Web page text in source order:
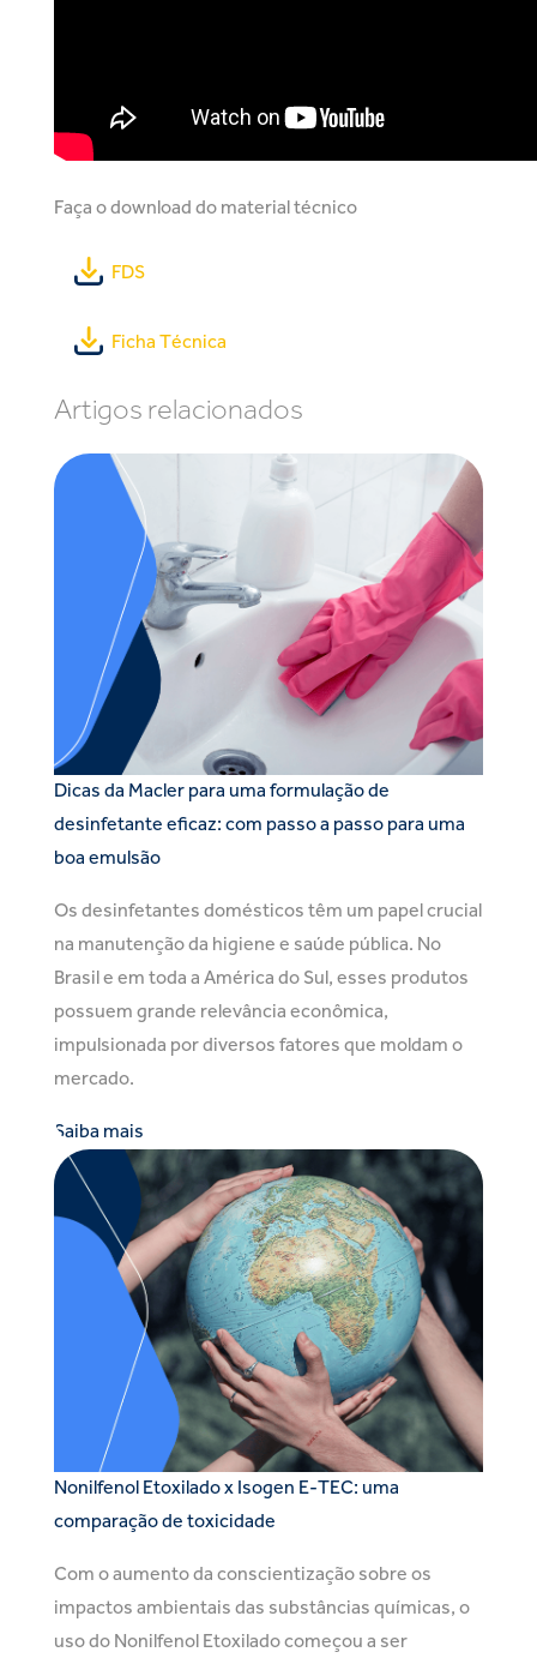
Faça o download do material técnico
FDS
Ficha Técnica
Artigos relacionados
Dicas da Macler para uma formulação de
desinfetante eficaz: com passo a passo para uma
boa emulsão
Os desinfetantes domésticos têm um papel crucial
na manutenção da higiene e saúde pública. No
Brasil e em toda a América do Sul, esses produtos
possuem grande relevância econômica,
impulsionada por diversos fatores que moldam o
mercado.
Saiba mais
Nonilfenol Etoxilado x Isogen E-TEC: uma
comparação de toxicidade
Com o aumento da conscientização sobre os
impactos ambientais das substâncias químicas, o
uso do Nonilfenol Etoxilado começou a ser